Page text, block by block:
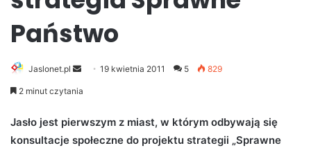
Państwo
Jaslonet.pl
d
a
19 kwietnia 2011 5 829
2 minut czytania
Jasło jest pierwszym z miast, w którym odbywają się
konsultacje społeczne do projektu strategii „Sprawne